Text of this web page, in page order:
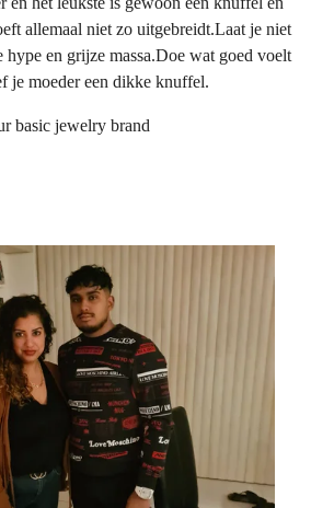
allemaal niet zo uitgebreidt.Laat je niet
hype en grijze massa.Doe wat goed voelt
je moeder een dikke knuffel.
basic jewelry brand